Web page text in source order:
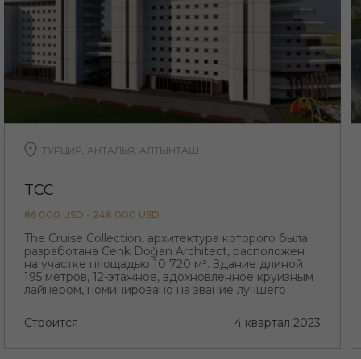
ТУРЦИЯ, АНТАЛЬЯ, АЛТЫНТАШ
TCC
86 000 USD - 248 000 USD
The Cruise Collection, архитектура которого была
разработана Cenk Doğan Architect, расположен
на участке площадью 10 720 м². Здание длиной
195 метров, 12-этажное, вдохновленное круизным
лайнером, номинировано на звание лучшего
Строится
4 квартал 2023